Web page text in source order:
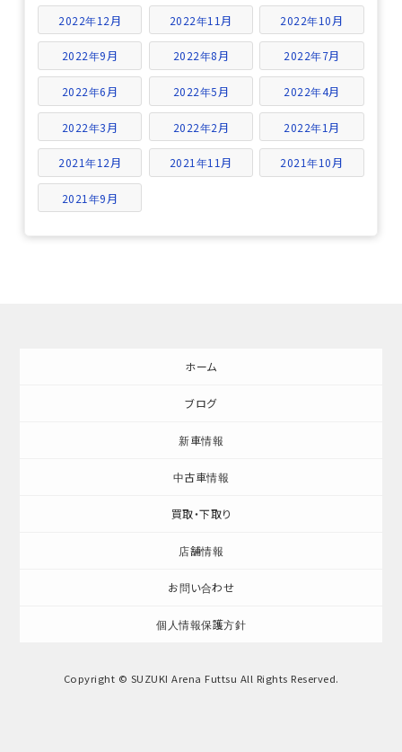
2022年12月 2022年11月 2022年10月
2022年9月 2022年8月 2022年7月
2022年6月 2022年5月 2022年4月
2022年3月 2022年2月 2022年1月
2021年12月 2021年11月 2021年10月
2021年9月
ホーム
ブログ
新車情報
中古車情報
買取・下取り
店舗情報
お問い合わせ
個人情報保護方針
Copyright © SUZUKI Arena Futtsu All Rights Reserved.